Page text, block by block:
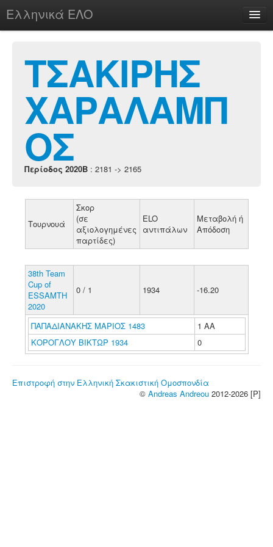
Ελληνικά ΕΛΟ
chesstu.be @ discord
Login
ΤΣΑΚΙΡΗΣ
ΧΑΡΑΛΑΜΠ
ΟΣ
Περίοδος 2020B : 2181 -> 2165
Τουρνουά
Σκορ
(σε
αξιολογημένες
παρτίδες)
ELO
αντιπάλων
Μεταβολή ή
Απόδοση
38th Team
Cup of
ESSAMTH
2020
0 / 1 1934 -16.20
ΠΑΠΑΔΙΑΝΑΚΗΣ ΜΑΡΙΟΣ 1483
1 ΑΑ
ΚΟΡΟΓΛΟΥ ΒΙΚΤΩΡ 1934
0
Επιστροφή στην Ελληνική Σκακιστική Ομοσπονδία
© Andreas Andreou 2012-2026 [P]